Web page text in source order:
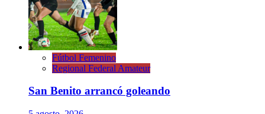
Fútbol Femenino
Regional Federal Amateur
San Benito arrancó goleando